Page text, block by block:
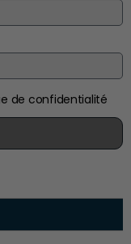
de confidentialité